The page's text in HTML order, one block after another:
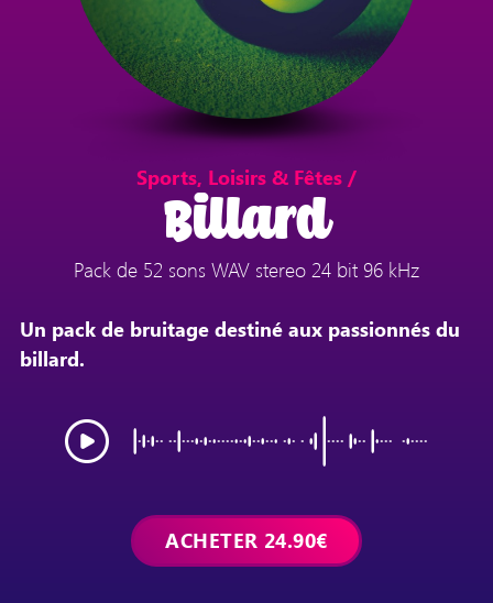
Sports, Loisirs & Fêtes /
Billard
Pack de 52 sons WAV stereo 24 bit 96 kHz
Un pack de bruitage destiné aux passionnés du
billard.